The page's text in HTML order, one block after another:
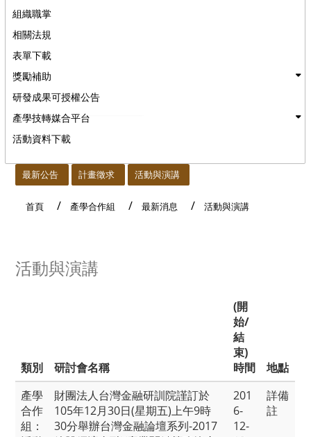
組織職掌
相關法規
表單下載
獎勵補助
研發成果可授權公告
產學技轉媒合平台
活動資料下載
最新公告 計畫徵求 活動與演講
首頁 產學合作組 最新消息 活動與演講
活動與演講
類別 研討會名稱
(開
始/
結
束)
時間
地點
產學
合作
組：
財團法人台灣金融研訓院謹訂於
105年12月30日(星期五)上午9時
30分舉辦台灣金融論壇系列-2017
201
6-
12-
詳備
註